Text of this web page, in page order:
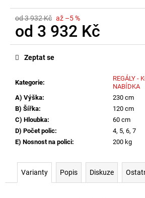
od 3 932 Kč až –5 %
od 3 932 Kč
Měrná
Kategorie:
REGÁLY -
NABÍDKA
A) Výška:
230 cm
B) Šířka:
120 cm
C) Hloubka:
60 cm
D) Počet polic:
4, 5, 6, 7
E) Nosnost na polici: 200 kg
Zeptat se
Varianty Popis Diskuze